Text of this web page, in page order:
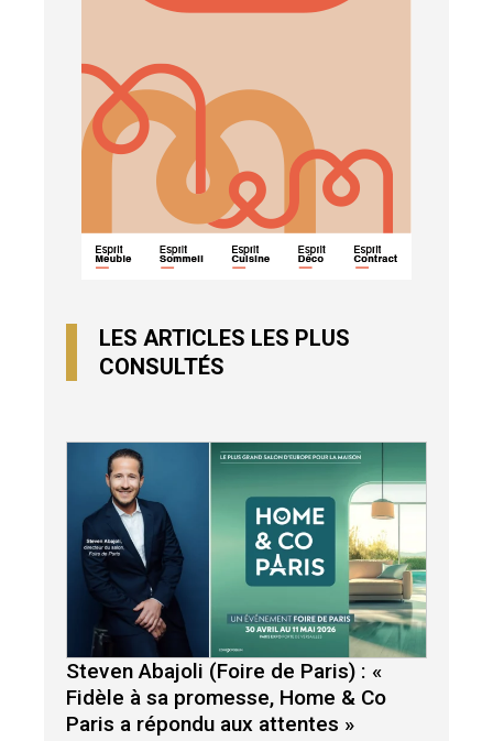
LES ARTICLES LES PLUS
CONSULTÉS
Steven Abajoli (Foire de Paris) : «
Fidèle à sa promesse, Home & Co
Paris a répondu aux attentes »